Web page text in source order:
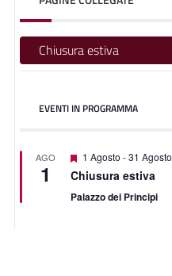
Chiusura estiva
EVENTI IN PROGRAMMA
AGO
1
Segnalati
1 Agosto -31 Agosto
Chiusura estiva
Palazzo dei Principi